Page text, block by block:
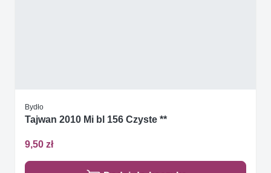
Bydło
Tajwan 2010 Mi bl 156 Czyste **
9,50 zł